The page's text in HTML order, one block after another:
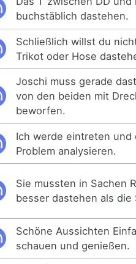
buchstäblich dastehen.
Schließlich willst du
Trikot oder Hose
Joschi muss gerade
von den beiden mit
beworfen.
Ich werde eintreten und
Problem analysieren.
Sie mussten in Sachen
besser dastehen als die
Schöne Aussichten
schauen und genießen.